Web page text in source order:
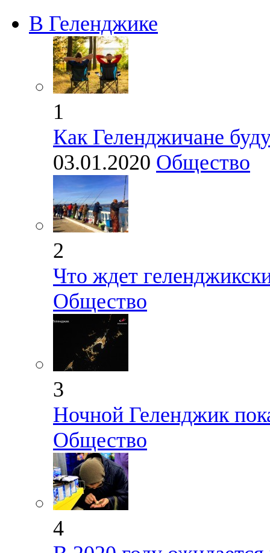
В Геленджике
1
Как Геленджичане
03.01.2020 Общество
2
Что ждет
Общество
3
Ночной Геленджик
Общество
4